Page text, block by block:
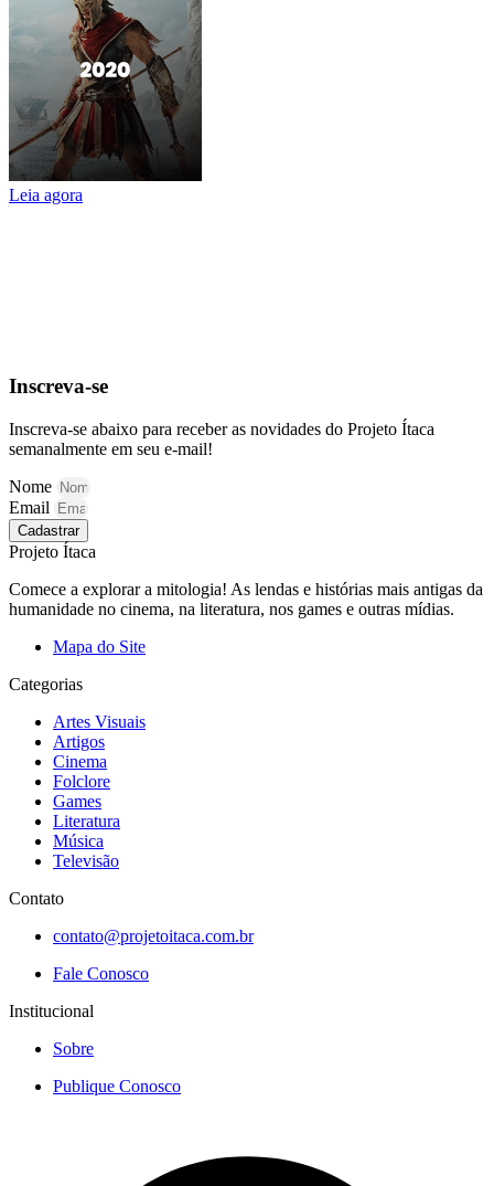
Leia agora
Inscreva-se
Inscreva-se abaixo para receber as novidades do Projeto Ítaca
semanalmente em seu e-mail!
Nome
Email
Cadastrar
Projeto Ítaca
Comece a explorar a mitologia! As lendas e histórias mais antigas da
humanidade no cinema, na literatura, nos games e outras mídias.
Mapa do Site
Categorias
Artes Visuais
Artigos
Cinema
Folclore
Games
Literatura
Música
Televisão
Contato
contato@projetoitaca.com.br
Fale Conosco
Institucional
Sobre
Publique Conosco